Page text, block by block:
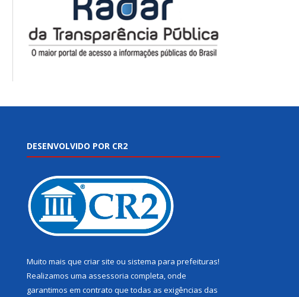
DESENVOLVIDO POR CR2
Muito mais que criar site ou sistema para prefeituras!
Realizamos uma assessoria completa, onde
garantimos em contrato que todas as exigências das